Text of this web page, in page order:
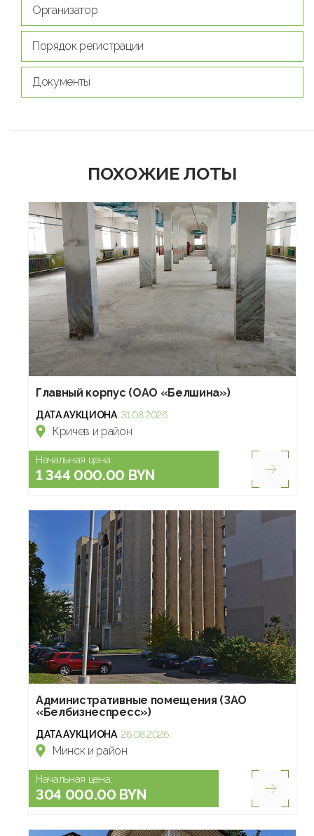
Организатор
Порядок регистрации
Документы
ПОХОЖИЕ ЛОТЫ
Главный корпус (ОАО «Белшина»)
ДАТА АУКЦИОНА 31.08.2026
Кричев и район
Начальная цена:
1 344 000.00 BYN
Административные помещения (ЗАО
«Белбизнеспресс»)
ДАТА АУКЦИОНА 26.08.2026
Минск и район
Начальная цена:
304 000.00 BYN